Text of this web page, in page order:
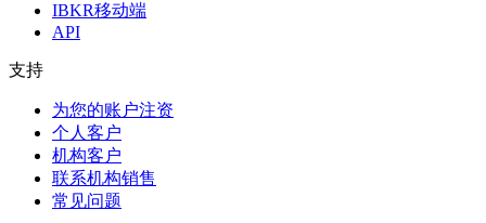
IBKR移动端
API
支持
为您的账户注资
个人客户
机构客户
联系机构销售
常见问题